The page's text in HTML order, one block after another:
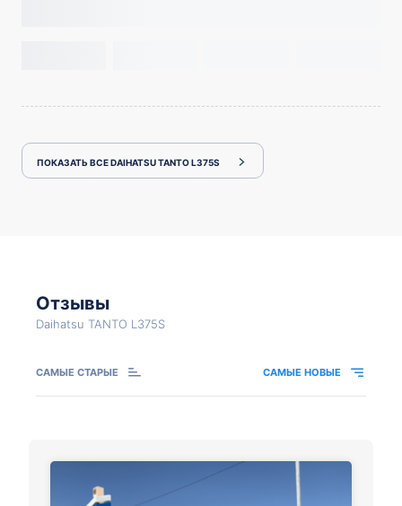
ПОКАЗАТЬ ВСЕ DAIHATSU TANTO L375S
Отзывы
Daihatsu TANTO L375S
САМЫЕ СТАРЫЕ САМЫЕ НОВЫЕ